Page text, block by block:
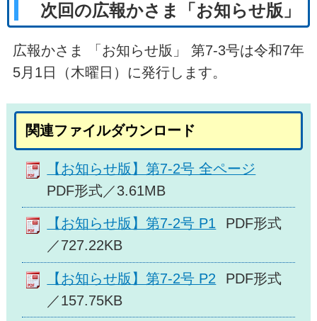
次回の広報かさま「お知らせ版」
広報かさま 「お知らせ版」 第7-3号は令和7年
5月1日（木曜日）に発行します。
関連ファイルダウンロード
【お知らせ版】第7-2号 全ページ
PDF形式／3.61MB
【お知らせ版】第7-2号 P1
PDF形式
／727.22KB
【お知らせ版】第7-2号 P2
PDF形式
／157.75KB